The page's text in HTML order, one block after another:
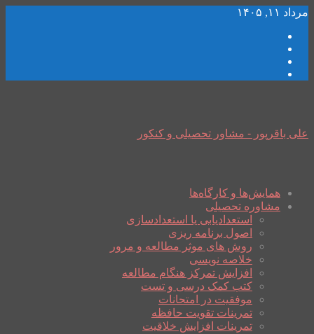
مرداد ۱۱, ۱۴۰۵
علی باقرپور - مشاور تحصیلی و کنکور
همایش‌ها و کارگاه‌ها
مشاوره تحصیلی
استعدادیابی یا استعدادسازی
اصول برنامه ریزی
روش های موثر مطالعه و مرور
خلاصه نویسی
افزایش تمرکز هنگام مطالعه
کتب کمک درسی و تست
موفقیت در امتحانات
تمرینات تقویت حافظه
تمرینات افزایش خلاقیت